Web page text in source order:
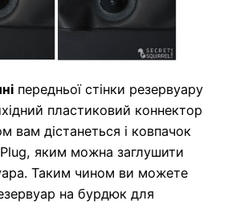
передньої стінки резервуару
пластиковий коннектор
вам дістанеться і ковпачок
яким можна заглушити
Таким чином ви можете
на бурдюк для